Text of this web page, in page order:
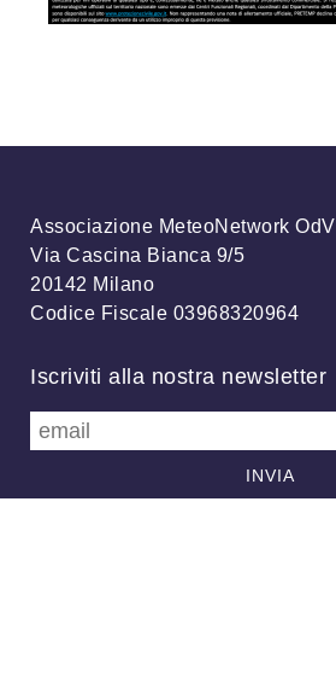
Associazione MeteoNetwork OdV
Via Cascina Bianca 9/5
20142 Milano
Codice Fiscale 03968320964
Iscriviti alla nostra newsletter